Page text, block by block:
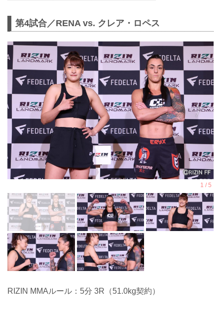
第4試合／RENA vs. クレア・ロペス
RIZIN MMAルール：5分 3R（51.0kg契約）